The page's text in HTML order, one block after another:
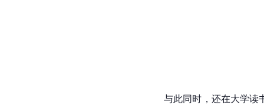
与此同时，还在大学读